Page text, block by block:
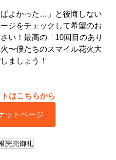
ばよかった…」と後悔しない
ジをチェックして希望のお
い！最高の「10回目のあり
〜僕たちのスマイル花火大
ましょう！
はこちらから
ットページ
完売御礼